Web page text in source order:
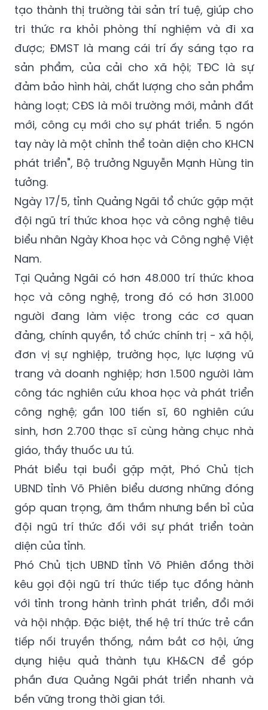
tạo thành thị trường tài sản trí tuệ, giúp cho
tri thức ra khỏi phòng thí nghiệm và đi xa
được; ĐMST là mang cái trí ấy sáng tạo ra
sản phẩm, của cải cho xã hội; TĐC là sự
đảm bảo hình hài, chất lượng cho sản phẩm
hàng loạt; CĐS là môi trường mới, mảnh đất
mới, công cụ mới cho sự phát triển. 5 ngón
tay này là một chỉnh thể toàn diện cho KHCN
phát triển", Bộ trưởng Nguyễn Mạnh Hùng tin
tưởng.
Ngày 17/5, tỉnh Quảng Ngãi tổ chức gặp mặt
đội ngũ trí thức khoa học và công nghệ tiêu
biểu nhân Ngày Khoa học và Công nghệ Việt
Nam.
Tại Quảng Ngãi có hơn 48.000 trí thức khoa
học và công nghệ, trong đó có hơn 31.000
người đang làm việc trong các cơ quan
đảng, chính quyền, tổ chức chính trị - xã hội,
đơn vị sự nghiệp, trường học, lực lượng vũ
trang và doanh nghiệp; hơn 1.500 người làm
công tác nghiên cứu khoa học và phát triển
công nghệ; gần 100 tiến sĩ, 60 nghiên cứu
sinh, hơn 2.700 thạc sĩ cùng hàng chục nhà
giáo, thầy thuốc ưu tú.
Phát biểu tại buổi gặp mặt, Phó Chủ tịch
UBND tỉnh Võ Phiên biểu dương những đóng
góp quan trọng, âm thầm nhưng bền bỉ của
đội ngũ trí thức đối với sự phát triển toàn
diện của tỉnh.
Phó Chủ tịch UBND tỉnh Võ Phiên đồng thời
kêu gọi đội ngũ trí thức tiếp tục đồng hành
với tỉnh trong hành trình phát triển, đổi mới
và hội nhập. Đặc biệt, thế hệ trí thức trẻ cần
tiếp nối truyền thống, nắm bắt cơ hội, ứng
dụng hiệu quả thành tựu KH&CN để góp
phần đưa Quảng Ngãi phát triển nhanh và
bền vững trong thời gian tới.